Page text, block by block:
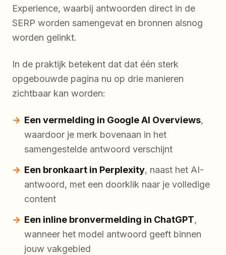
Experience, waarbij antwoorden direct in de
SERP worden samengevat en bronnen alsnog
worden gelinkt.
In de praktijk betekent dat dat één sterk
opgebouwde pagina nu op drie manieren
zichtbaar kan worden:
Een vermelding in Google AI Overviews,
waardoor je merk bovenaan in het
samengestelde antwoord verschijnt
Een bronkaart in Perplexity, naast het AI-
antwoord, met een doorklik naar je volledige
content
Een inline bronvermelding in ChatGPT,
wanneer het model antwoord geeft binnen
jouw vakgebied